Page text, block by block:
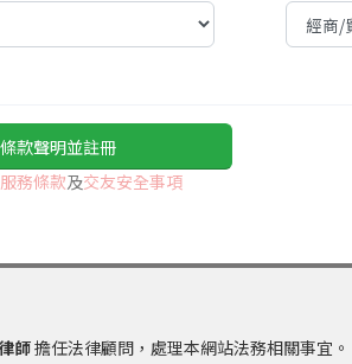
款聲明並註冊
務條款及交友安全事項
師擔任法律顧問，處理本網站法務相關事宜。